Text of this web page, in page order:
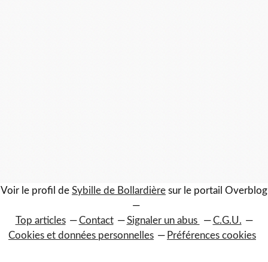
Voir le profil de Sybille de Bollardière sur le portail Overblog
Top articles Contact Signaler un abus
C.G.U.
Cookies et données personnelles
Préférences cookies